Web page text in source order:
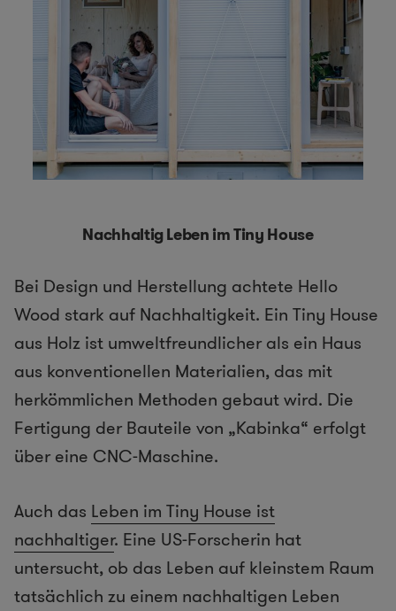
Nachhaltig Leben im Tiny House
Bei Design und Herstellung achtete Hello
Wood stark auf Nachhaltigkeit. Ein Tiny House
aus Holz ist umweltfreundlicher als ein Haus
aus konventionellen Materialien, das mit
herkömmlichen Methoden gebaut wird. Die
Fertigung der Bauteile von „Kabinka“ erfolgt
über eine CNC-Maschine.
Auch das Leben im Tiny House ist
nachhaltiger. Eine US-Forscherin hat
untersucht, ob das Leben auf kleinstem Raum
tatsächlich zu einem nachhaltigen Leben